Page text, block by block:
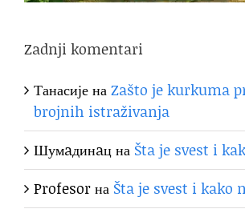
Zadnji komentari
ТанасијенаZašto je kurkuma
brojnih istraživanja
Шумaдинaцна Šta je svest i
Profesorна Šta je svest i kako